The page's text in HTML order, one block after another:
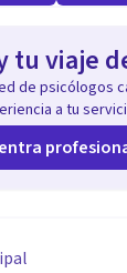
tu viaje
de psicólogos
a tu